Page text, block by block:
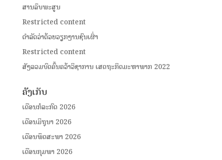
ສານລຶບພະສູນ
Restricted content
ດໍາລັດວ່າດ້ວຍວຽກງານຊົນເຜົ່າ
Restricted content
ສັງລວມບົດຄົ້ນຄວ້າວິຊາການ ເສດຖະກິດມະຫາພາກ 2022
ຄັງເກັບ
ເດືອນກໍລະກົດ 2026
ເດືອນມິຖຸນາ 2026
ເດືອນພຶດສະພາ 2026
ເດືອນກຸມພາ 2026